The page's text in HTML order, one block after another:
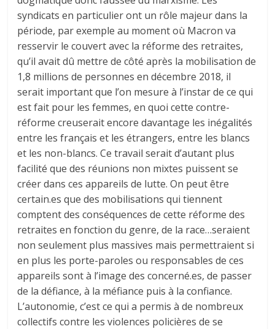
syndicats en particulier ont un rôle majeur dans la
période, par exemple au moment où Macron va
resservir le couvert avec la réforme des retraites,
qu’il avait dû mettre de côté après la mobilisation de
1,8 millions de personnes en décembre 2018, il
serait important que l’on mesure à l’instar de ce qui
est fait pour les femmes, en quoi cette contre-
réforme creuserait encore davantage les inégalités
entre les français et les étrangers, entre les blancs
et les non-blancs. Ce travail serait d’autant plus
facilité que des réunions non mixtes puissent se
créer dans ces appareils de lutte. On peut être
certain.es que des mobilisations qui tiennent
comptent des conséquences de cette réforme des
retraites en fonction du genre, de la race…seraient
non seulement plus massives mais permettraient si
en plus les porte-paroles ou responsables de ces
appareils sont à l’image des concerné.es, de passer
de la défiance, à la méfiance puis à la confiance.
L’autonomie, c’est ce qui a permis à de nombreux
collectifs contre les violences policières de se